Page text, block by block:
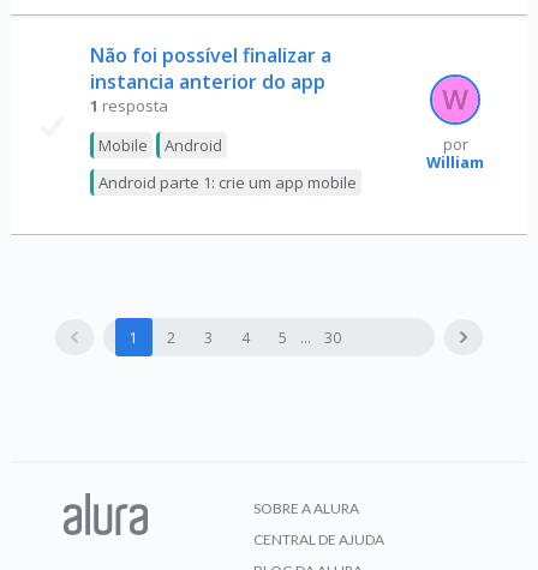
Não foi possível finalizar a
instancia anterior do app
1 resposta
Mobile
Android
Android parte 1: crie um app mobile
por
William
1 2 3 4 5 30
SOBRE A ALURA
CENTRAL DE AJUDA